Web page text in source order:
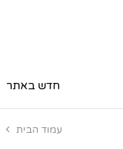
חדש באתר
עמוד הבית